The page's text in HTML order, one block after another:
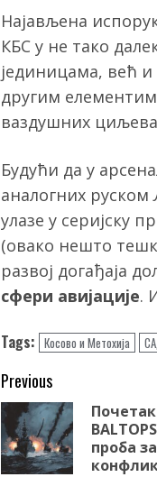
Најављена
КБС у не тако
јединицама, већ и
другим
ваздушних
Будући да у
аналогних руском
улазе у серијску
(овако нешто
развој догађаја
сфери авијације.
Tags: Косово и Метохија
Continue
Reading
Previous
проба